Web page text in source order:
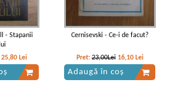
- Stapanii
25,80 Lei
Cernisevski - Ce-i de facut?
Pret:23,00Lei 16,10 Lei
Adaugă în coș